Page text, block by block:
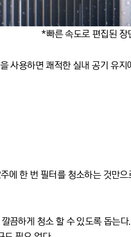
*빠른 속도로 편집된 장
사용하면 쾌적한 실내 공기 유지
에 한 번 필터를 청소하는 것만으
끔하게 청소 할 수 있도록 돕는다